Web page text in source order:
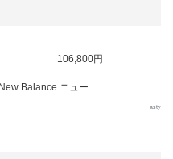
106,800円
New Balance ニュー...
asty